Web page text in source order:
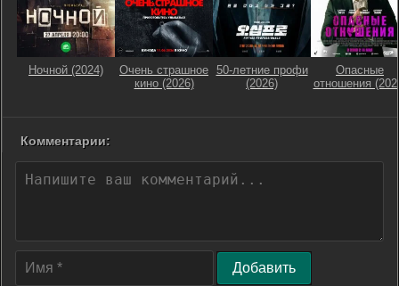
Ночной (2024)
Очень страшное
кино (2026)
50-летние профи
(2026)
Опасные
отношения
Комментарии:
Добавить